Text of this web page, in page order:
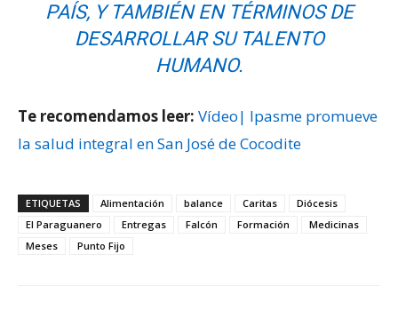
PAÍS, Y TAMBIÉN EN TÉRMINOS DE
DESARROLLAR SU TALENTO
HUMANO.
Te recomendamos leer: Vídeo| Ipasme promueve
la salud integral en San José de Cocodite
ETIQUETAS Alimentación balance Caritas
Diócesis
El Paraguanero
Entregas Falcón Formación
Medicinas
Meses
Punto Fijo